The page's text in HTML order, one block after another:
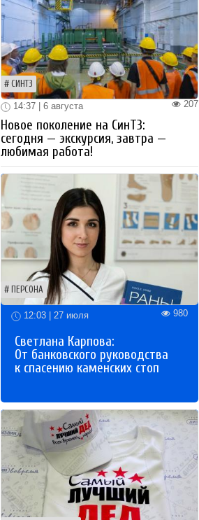
СИНТЗ
207
14:37 | 6 августа
Новое поколение на СинТЗ:
сегодня — экскурсия, завтра —
любимая работа!
ПЕРСОНА
12:03 | 27 июля 980
Светлана Карпова:
От банковского руководства
к спасению каменских стоп